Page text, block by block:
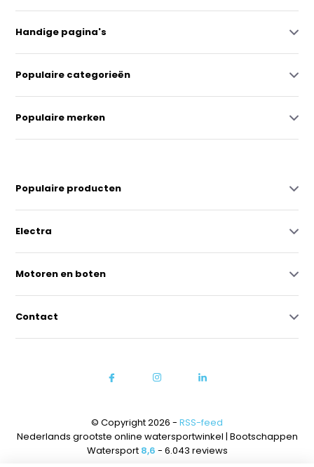
Handige pagina's
Populaire categorieën
Populaire merken
Populaire producten
Electra
Motoren en boten
Contact
© Copyright 2026 - RSS-feed
Nederlands grootste online watersportwinkel | Bootschappen
Watersport 8,6 - 6.043 reviews